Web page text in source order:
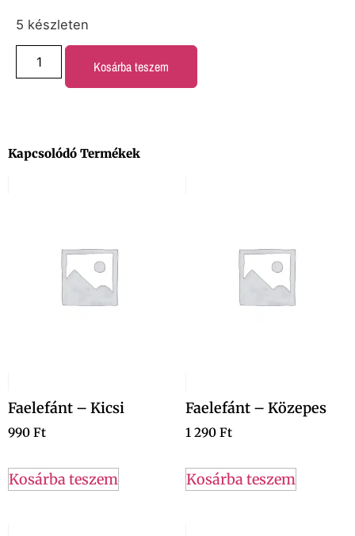
5 készleten
Kosárba teszem
Kapcsolódó Termékek
Faelefánt – Kicsi
990 Ft
Kosárba teszem
Faelefánt – Közepes
1 290 Ft
Kosárba teszem